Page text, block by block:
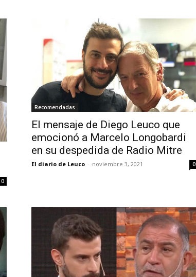
0
Recomendadas
El mensaje de Diego Leuco que
emocionó a Marcelo Longobardi
en su despedida de Radio Mitre
El diario de Leuco - noviembre 3, 2021 0